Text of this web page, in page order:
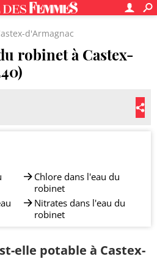
d'Armagnac
robinet à Castex-
Chlore dans l'eau du
robinet
Nitrates dans l'eau du
robinet
elle potable à Castex-